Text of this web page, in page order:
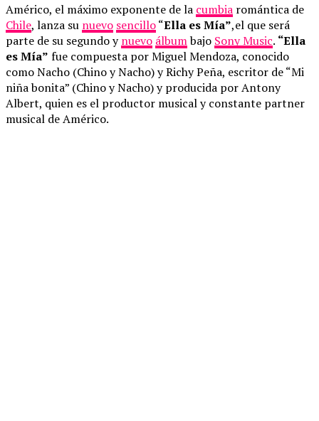
Américo, el máximo exponente de la cumbia romántica de
Chile, lanza su nuevo sencillo“Ella es Mía”,el que será
parte de su segundo ynuevo álbumbajo Sony Music. “Ella
es Mía” fue compuesta por Miguel Mendoza, conocido
como Nacho (Chino y Nacho) y Richy Peña, escritor de “Mi
niña bonita” (Chino y Nacho) y producida por Antony
Albert, quien es el productor musical y constante partner
musical de Américo.